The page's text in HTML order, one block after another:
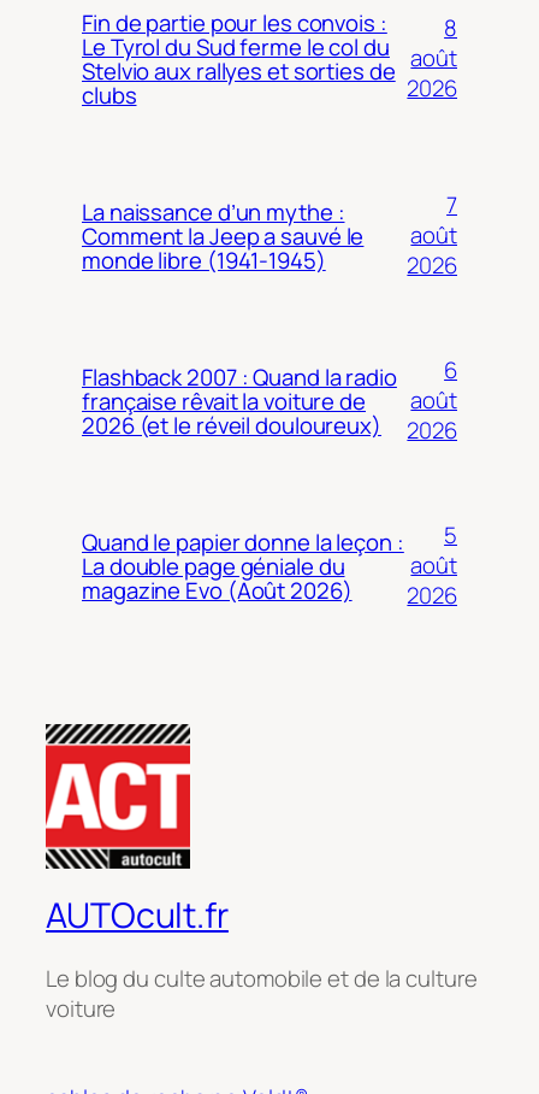
Fin de partie pour les convois :
Le Tyrol du Sud ferme le col du
Stelvio aux rallyes et sorties de
clubs
8
août
2026
La naissance d’un mythe :
Comment la Jeep a sauvé le
monde libre (1941-1945)
7
août
2026
Flashback 2007 : Quand la radio
française rêvait la voiture de
2026 (et le réveil douloureux)
6
août
2026
Quand le papier donne la leçon :
La double page géniale du
magazine Evo (Août 2026)
5
août
2026
AUTOcult.fr
Le blog du culte automobile et de la culture
voiture